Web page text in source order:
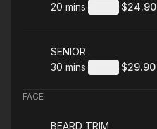
.Duration:
20 mins· ·
.Price:
$24.90
Book
SENIOR
.Duration:
30 mins· ·
.Price:
$29.90
FACE
Book
BEARD TRIM